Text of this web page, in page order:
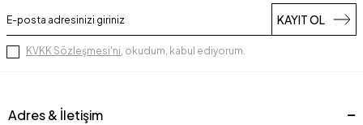
KAYIT OL
KVKK Sözleşmesi'ni, okudum, kabul ediyorum.
Adres & İletişim